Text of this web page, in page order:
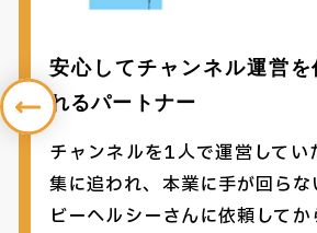
安心してチャンネル運営
れるパートナー
チャンネルを1人で運営してい
集に追われ、本業に手が回らな
ビーヘルシーさんに依頼して